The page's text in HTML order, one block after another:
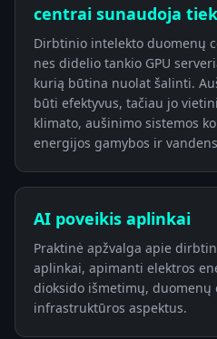
centrai sunaudoja
Dirbtinio intelekto duomenų
nes didelio tankio GPU
kurią būtina nuolat šalinti.
būti efektyvus, tačiau jo
klimato, aušinimo sistemos
energijos gamybos ir
AI poveikis aplinkai
Praktinė apžvalga apie
aplinkai, apimanti elektros
dioksido išmetimų, duomenų
infrastruktūros aspektus.